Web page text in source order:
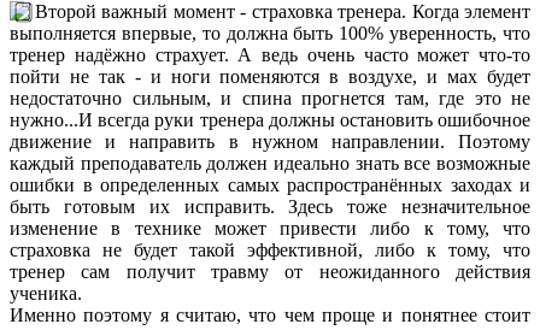
Второй важный момент - страховка тренера. Когда элемент
выполняется впервые, то должна быть 100% уверенность, что
тренер надёжно страхует. А ведь очень часто может что-то
пойти не так - и ноги поменяются в воздухе, и мах будет
недостаточно сильным, и спина прогнется там, где это не
нужно...И всегда руки тренера должны остановить ошибочное
движение и направить в нужном направлении. Поэтому
каждый преподаватель должен идеально знать все возможные
ошибки в определенных самых распространённых заходах и
быть готовым их исправить. Здесь тоже незначительное
изменение в технике может привести либо к тому, что
страховка не будет такой эффективной, либо к тому, что
тренер сам получит травму от неожиданного действия
ученика.
Именно поэтому я считаю, что чем проще и понятнее стоит